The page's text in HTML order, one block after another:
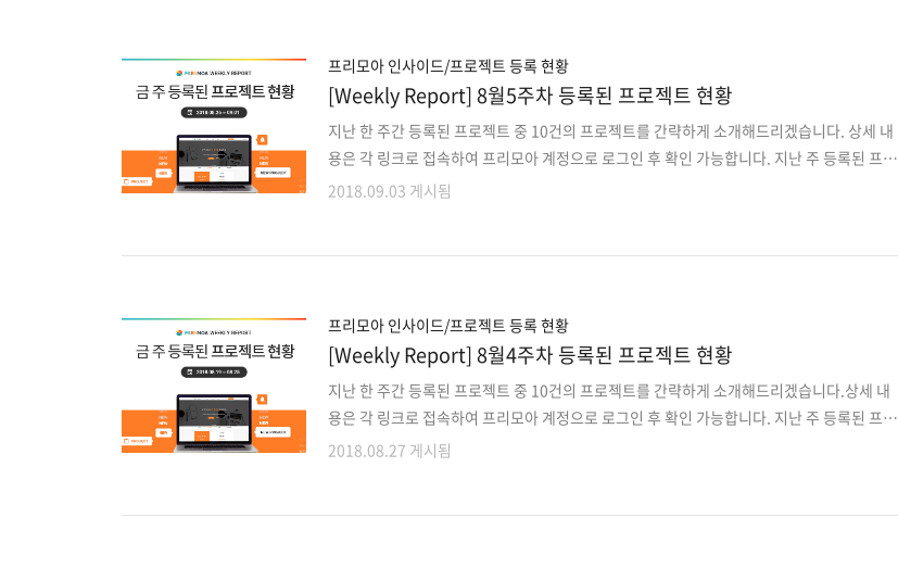
(레드페어) 맛있어 보이는 깊은 레드 컬러인 레드페어는 가을과 잘어..
프리모아 인사이드/프로젝트 등록 현황
[Weekly Report] 8월5주차 등록된 프로젝트 현황
지난 한 주간 등록된 프로젝트 중 10건의 프로젝트를 간략하게 소개해드리겠습니다. 상세 내
용은 각 링크로 접속하여 프리모아 계정으로 로그인 후 확인 가능합니다. 지난 주 등록된 프로
젝트 외에도 마감이 다가오는 이 전 프로젝트는 사이트에서 원하는 분야로 검색하여 마감순으
개발 8. 태권도장에 제공할 관원/출결 관리 웹+H..
2018.09.03 게시됨
프리모아 인사이드/프로젝트 등록 현황
[Weekly Report] 8월4주차 등록된 프로젝트 현황
지난 한 주간 등록된 프로젝트 중 10건의 프로젝트를 간략하게 소개해드리겠습니다.상세 내
용은 각 링크로 접속하여 프리모아 계정으로 로그인 후 확인 가능합니다. 지난 주 등록된 프로
젝트 외에도 마감이 다가오는 이 전 프로젝트는 사이트에서 원하는 분야로 검색하여 마감순으
2018.08.27 게시됨